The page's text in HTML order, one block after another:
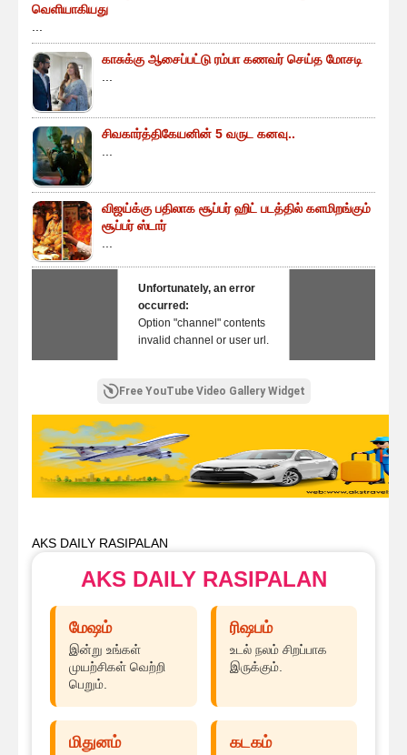
வெளியாகியது
காசுக்கு ஆசைப்பட்டு ரம்பா கணவர் செய்த மோசடி
சிவகார்த்திகேயனின் 5 வருட கனவு..
விஜய்க்கு பதிலாக சூப்பர் ஹிட் படத்தில் களமிறங்கும்
சூப்பர் ஸ்டார்
Unfortunately, an error
occurred:
Option "channel" contents
invalid channel or user url.
Free YouTube Video Gallery Widget
AKS DAILY RASIPALAN
AKS DAILY RASIPALAN
மேஷம்
இன்று உங்கள்
முயற்சிகள் வெற்றி
பெறும்.
ரிஷபம்
உடல் நலம் சிறப்பாக
இருக்கும்.
மிதுனம் கடகம்